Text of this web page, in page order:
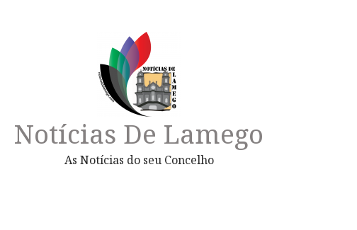
Notícias De Lamego
As Notícias do seu Concelho